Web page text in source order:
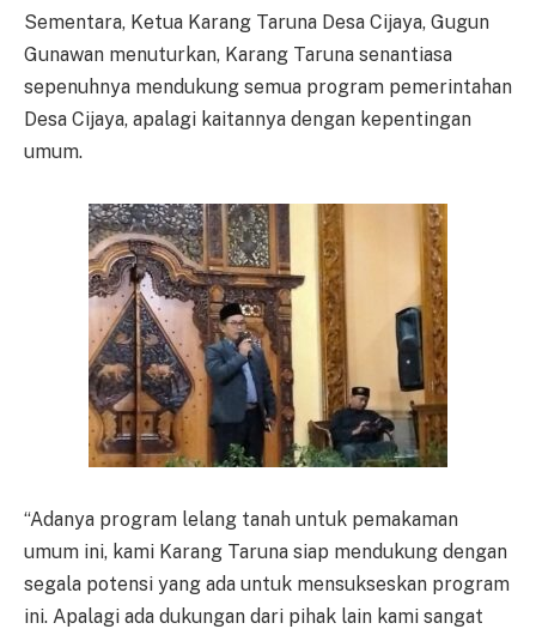
Sementara, Ketua Karang Taruna Desa Cijaya, Gugun
Gunawan menuturkan, Karang Taruna senantiasa
sepenuhnya mendukung semua program pemerintahan
Desa Cijaya, apalagi kaitannya dengan kepentingan
umum.
“Adanya program lelang tanah untuk pemakaman
umum ini, kami Karang Taruna siap mendukung dengan
segala potensi yang ada untuk mensukseskan program
ini. Apalagi ada dukungan dari pihak lain kami sangat